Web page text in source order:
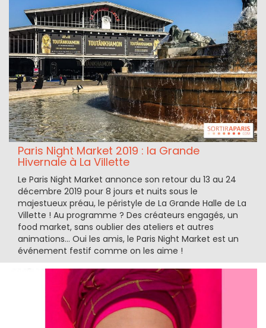
Paris Night Market 2019 : la Grande
Hivernale à La Villette
Le Paris Night Market annonce son retour du 13 au 24
décembre 2019 pour 8 jours et nuits sous le
majestueux préau, le péristyle de La Grande Halle de La
Villette ! Au programme ? Des créateurs engagés, un
food market, sans oublier des ateliers et autres
animations... Oui les amis, le Paris Night Market est un
événement festif comme on les aime !